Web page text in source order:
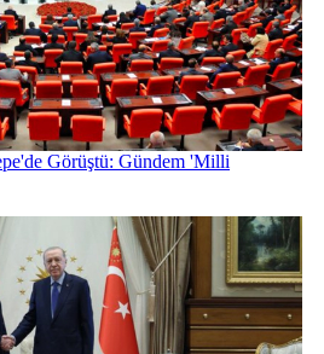
Görüştü: Gündem 'Milli